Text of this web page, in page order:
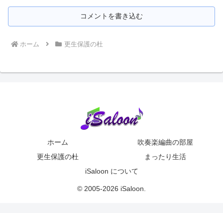
コメントを書き込む
ホーム 更生保護の杜
ホーム
吹奏楽編曲の部屋
更生保護の杜
まったり生活
iSaloon について
© 2005-2026 iSaloon.